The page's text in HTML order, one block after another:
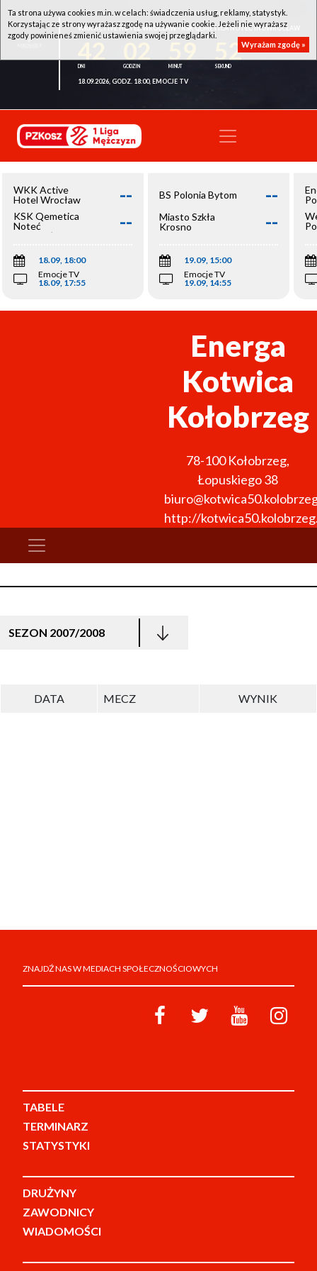
WKK ACTIVE HOTEL WROCŁAW - KSK QEMETICA NOTEĆ INOWROCŁAW
52
18.09.2026, GODZ. 18:00, EMOCJE TV
WKK Active
Hotel Wrocław
--
KSK Qemetica
Noteć
Inowrocław
--
18.09, 18:00
Emocje TV
18.09, 17:55
BS Polonia Bytom --
Miasto Szkła
Krosno
--
19.09, 15:00
Emocje TV
19.09, 14:55
Energa
Kotwica
Kołobrzeg
78-100 Kołobrzeg,
Łopuskiego 38
http://
SEZON 2007/2008
DATA MECZ WYNIK
ZNAJDŹ NAS W MEDIACH SPOŁECZNOŚCIOWYCH
TABELE
TERMINARZ
STATYSTYKI
DRUŻYNY
ZAWODNICY
WIADOMOŚCI
Ta strona używa cookies m.in. w celach: świadczenia usług, reklamy, statystyk.
Korzystając ze strony wyrażasz zgodę na używanie cookie. Jeżeli nie wyrażasz
zgody powinieneś zmienić ustawienia swojej przeglądarki.
Wyrażam zgodę »